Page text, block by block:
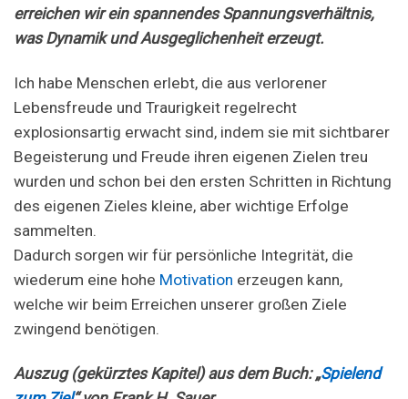
erreichen wir ein spannendes Spannungsverhältnis,
was Dynamik und Ausgeglichenheit erzeugt.
Ich habe Menschen erlebt, die aus verlorener
Lebensfreude und Traurigkeit regelrecht
explosionsartig erwacht sind, indem sie mit sichtbarer
Begeisterung und Freude ihren eigenen Zielen treu
wurden und schon bei den ersten Schritten in Richtung
des eigenen Zieles kleine, aber wichtige Erfolge
sammelten.
Dadurch sorgen wir für persönliche Integrität, die
wiederum eine hohe Motivation erzeugen kann,
welche wir beim Erreichen unserer großen Ziele
zwingend benötigen.
Auszug (gekürztes Kapitel) aus dem Buch: „Spielend